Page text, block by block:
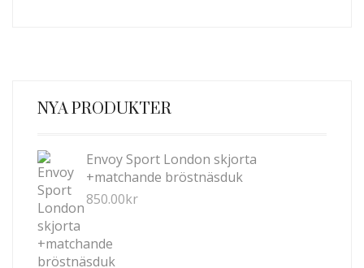
NYA PRODUKTER
Envoy Sport London skjorta
+matchande bröstnäsduk
850.00kr